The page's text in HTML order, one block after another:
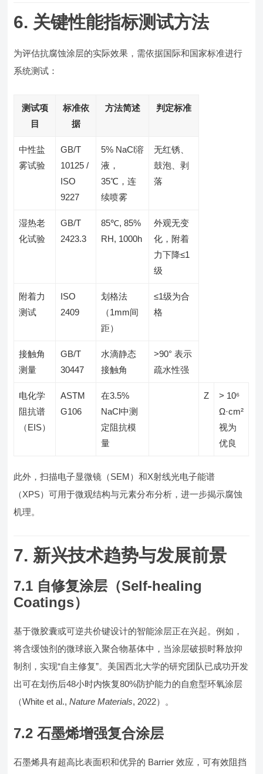
6. 关键性能指标测试方法
为评估抗腐蚀涂层的实际效果，需依据国际和国家标准进行
系统测试：
测试项
目
标准依
据
方法简述 判定标准
中性盐
雾试验
GB/T
10125 /
ISO
9227
5% NaCl溶
液，
35℃，连
续喷雾
无红锈、
鼓泡、剥
落
湿热老
化试验
GB/T
2423.3
85℃, 85%
RH, 1000h
外观无变
化，附着
力下降≤1
级
附着力
测试
ISO
2409
划格法
（1mm间
距）
≤1级为合
格
接触角
测量
GB/T
30447
水滴静态
接触角
>90° 表示
疏水性强
电化学
阻抗谱
（EIS）
ASTM
G106
在3.5%
NaCl中测
定阻抗模
量
Z
> 10⁶
Ω·cm²
视为
优良
此外，扫描电子显微镜（SEM）和X射线光电子能谱
（XPS）可用于微观结构与元素分布分析，进一步揭示腐蚀
机理。
7. 新兴技术趋势与发展前景
7.1 自修复涂层（Self-healing
Coatings）
基于微胶囊或可逆共价键设计的智能涂层正在兴起。例如，
将含缓蚀剂的微球嵌入聚合物基体中，当涂层破损时释放抑
制剂，实现“自主修复”。美国西北大学的研究团队已成功开发
出可在划伤后48小时内恢复80%防护能力的自愈型环氧涂层
（White et al.,Nature Materials, 2022）。
7.2 石墨烯增强复合涂层
石墨烯具有超高比表面积和优异的 Barrier 效应，可有效阻挡